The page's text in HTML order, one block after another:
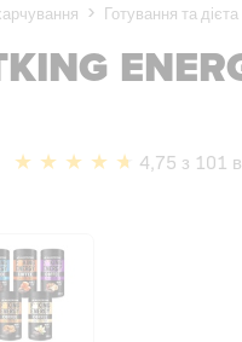
Готування та дієта
4,75 з 101